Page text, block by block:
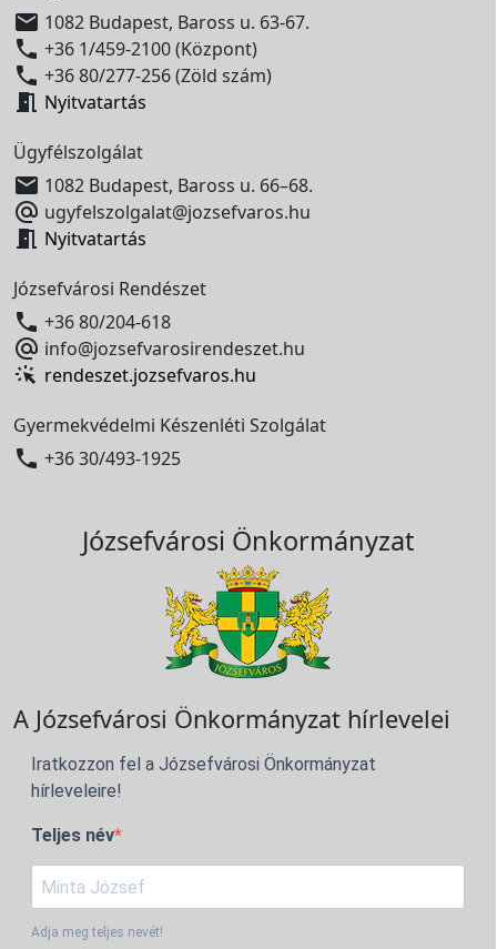
 1082 Budapest, Baross u. 63-67.
 +36 1/459-2100 (Központ)
 +36 80/277-256 (Zöld szám)
 Nyitvatartás
Ügyfélszolgálat
 1082 Budapest, Baross u. 66–68.
 ugyfelszolgalat@jozsefvaros.hu
 Nyitvatartás
Józsefvárosi Rendészet
 +36 80/204-618
 info@jozsefvarosirendeszet.hu
rendeszet.jozsefvaros.hu
Gyermekvédelmi Készenléti Szolgálat
 +36 30/493-1925
Józsefvárosi Önkormányzat
A Józsefvárosi Önkormányzat hírlevelei
Iratkozzon fel a Józsefvárosi Önkormányzat
hírleveleire!
Teljes név
Adja meg teljes nevét!